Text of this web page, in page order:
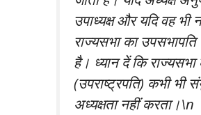
उपाध्यक्ष और यदि वह भी
राज्यसभा का उपसभापति
है। ध्यान दें कि राज्यसभा
(उपराष्ट्रपति) कभी भी
अध्यक्षता नहीं करता।\n